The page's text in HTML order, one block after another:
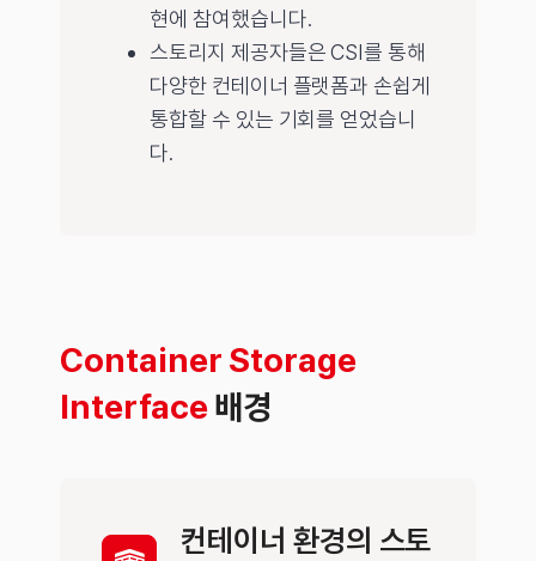
현에 참여했습니다.
스토리지 제공자들은 CSI를 통해
다양한 컨테이너 플랫폼과 손쉽게
통합할 수 있는 기회를 얻었습니
다.
Container Storage
Interface배경
컨테이너 환경의 스토